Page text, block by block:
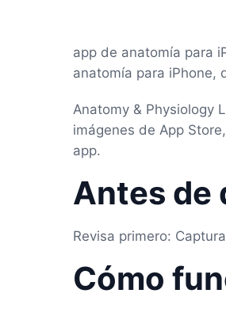
app de anatomía para
anatomía para iPhone,
Anatomy & Physiology
imágenes de App
app.
Antes de
Revisa primero:
Cómo